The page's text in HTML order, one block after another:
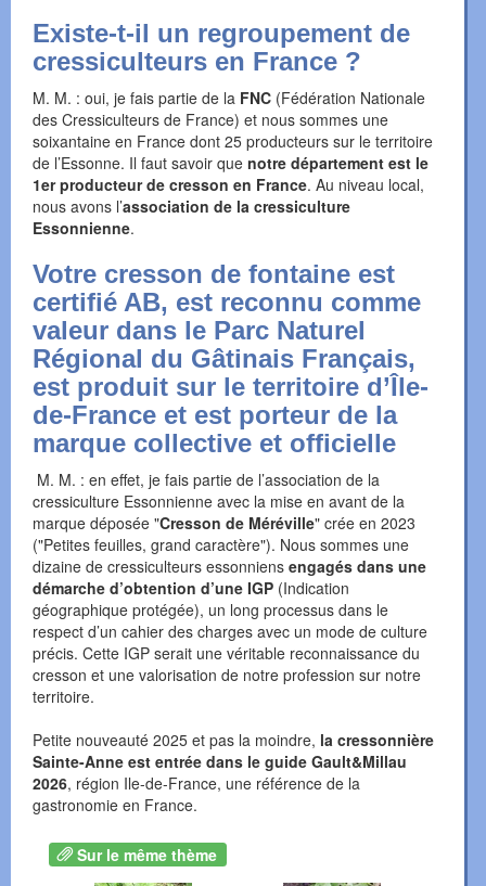
Existe-t-il un regroupement de
cressiculteurs en France ?
M. M. : oui, je fais partie de la FNC (Fédération Nationale
des Cressiculteurs de France) et nous sommes une
soixantaine en France dont 25 producteurs sur le territoire
de l’Essonne. Il faut savoir que notre département est le
1er producteur de cresson en France. Au niveau local,
nous avons l’association de la cressiculture
Essonnienne.
Votre cresson de fontaine est
certifié AB, est reconnu comme
valeur dans le Parc Naturel
Régional du Gâtinais Français,
est produit sur le territoire d’Île-
de-France et est porteur de la
marque collective et officielle
M. M. : en effet, je fais partie de l’association de la
cressiculture Essonnienne avec la mise en avant de la
marque déposée "Cresson de Méréville" crée en 2023
("Petites feuilles, grand caractère"). Nous sommes une
dizaine de cressiculteurs essonniens engagés dans une
démarche d’obtention d’une IGP (Indication
géographique protégée), un long processus dans le
respect d’un cahier des charges avec un mode de culture
précis. Cette IGP serait une véritable reconnaissance du
cresson et une valorisation de notre profession sur notre
territoire.
Petite nouveauté 2025 et pas la moindre, la cressonnière
Sainte-Anne est entrée dans le guide Gault&Millau
2026, région Ile-de-France, une référence de la
gastronomie en France.
Sur le même thème